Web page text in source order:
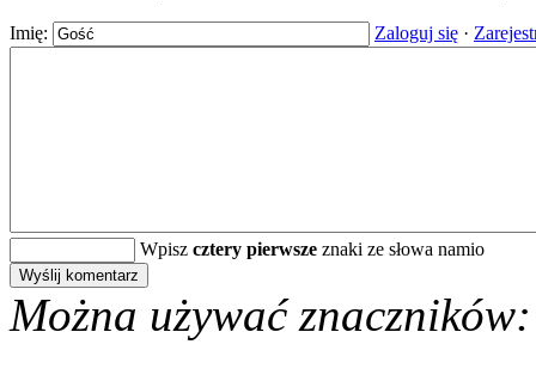
Imię: Zaloguj się ·
Wpisz cztery pierwsze znaki ze słowa namio
Można używać znaczników: